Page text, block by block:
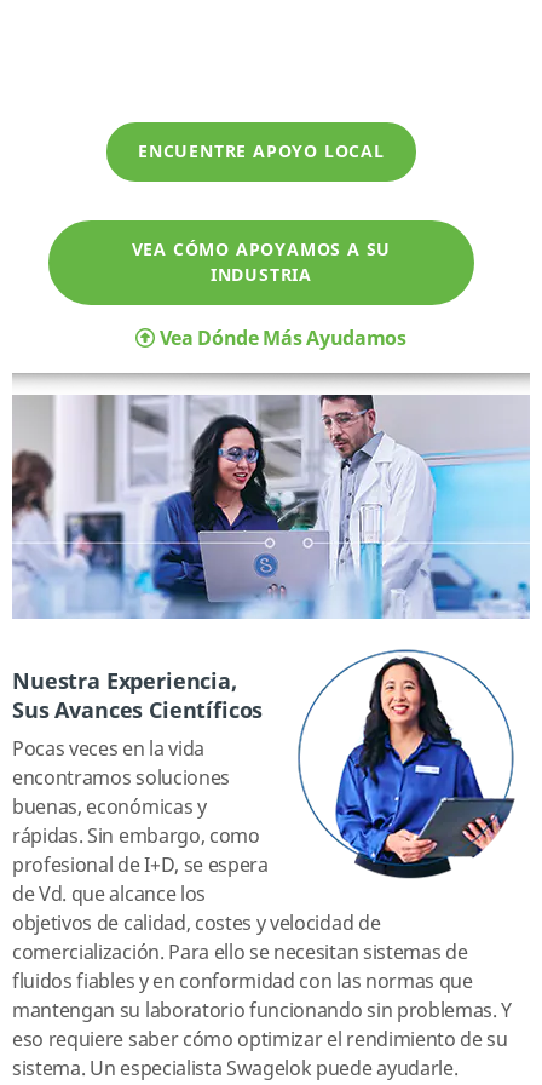
ENCUENTRE APOYO LOCAL
VEA CÓMO APOYAMOS A SU
INDUSTRIA
Vea Dónde Más Ayudamos
Nuestra Experiencia,
Sus Avances Científicos
Pocas veces en la vida
encontramos soluciones
buenas, económicas y
rápidas. Sin embargo, como
profesional de I+D, se espera
de Vd. que alcance los
objetivos de calidad, costes y velocidad de
comercialización. Para ello se necesitan sistemas de
fluidos fiables y en conformidad con las normas que
mantengan su laboratorio funcionando sin problemas. Y
eso requiere saber cómo optimizar el rendimiento de su
sistema. Un especialista Swagelok puede ayudarle.